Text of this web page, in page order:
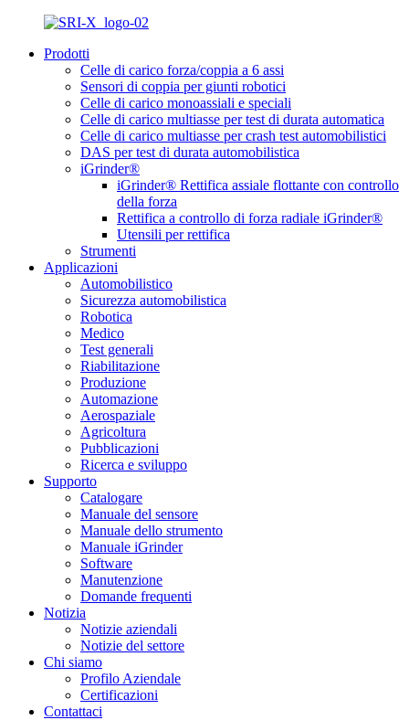
Prodotti
Celle di carico forza/coppia a 6 assi
Sensori di coppia per giunti robotici
Celle di carico monoassiali e speciali
Celle di carico multiasse per test di durata automatica
Celle di carico multiasse per crash test automobilistici
DAS per test di durata automobilistica
iGrinder®
iGrinder® Rettifica assiale flottante con controllo
della forza
Rettifica a controllo di forza radiale iGrinder®
Utensili per rettifica
Strumenti
Applicazioni
Automobilistico
Sicurezza automobilistica
Robotica
Medico
Test generali
Riabilitazione
Produzione
Automazione
Aerospaziale
Agricoltura
Pubblicazioni
Ricerca e sviluppo
Supporto
Catalogare
Manuale del sensore
Manuale dello strumento
Manuale iGrinder
Software
Manutenzione
Domande frequenti
Notizia
Notizie aziendali
Notizie del settore
Chi siamo
Profilo Aziendale
Certificazioni
Contattaci